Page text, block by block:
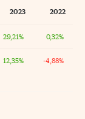
2023 2022
29,21% 0,32%
12,35% -4,88%